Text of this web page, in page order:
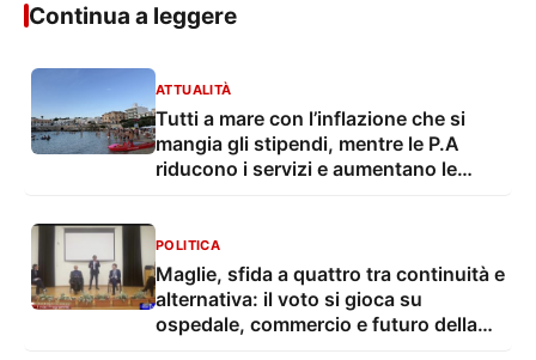
Continua a leggere
ATTUALITÀ
Tutti a mare con l’inflazione che si
mangia gli stipendi, mentre le P.A
riducono i servizi e aumentano le
POLITICA
Maglie, sfida a quattro tra continuità e
alternativa: il voto si gioca su
ospedale, commercio e futuro della